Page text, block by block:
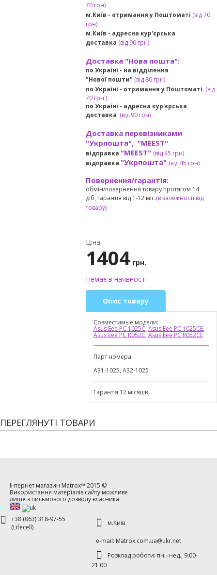
70 грн)
м.Київ - отримання у Поштоматі (від 70
грн)
м.Київ - адресна кур'єрська
доставка (від90 грн)
Доставка "Нова пошта":
по Україні - на відділення
"Нової пошти" (від 80 грн)
по Україні - отримання у Поштоматі (від
70 грн )
по Україні - адресна кур'єрська
доставка (від90 грн)
Доставка перевізниками
"Укрпошта", "MEEST"
відправка "MEEST" (від 45 грн)
відправка "Укрпошта" (від 45 грн)
Повернення/гарантія:
обмін/повернення товару протягом 14
діб, гарантія від 1-12 міс.(в залежності від
товару)
Ціна
1404 грн.
Немає в наявності
Опис товару
Совместимые модели:
Asus Eee PC 1025C, Asus Eee PC 1025CE,
Asus Eee PC R052C, Asus Eee PC R052CE
Парт номера:
A31-1025, A32-1025
Гарантія 12 місяців
ПЕРЕГЛЯНУТІ ТОВАРИ
Інтернет магазин Matrox™ 2015 ©
Використання матеріалів сайту можливе
лише з письмового дозволу власника
+38 (063) 318-97-55
(Lifecell)
м.Київ
е-mаil: Matrox.com.ua@ukr.net
Розклад роботи: пн.- нед., 9.00-
21.00